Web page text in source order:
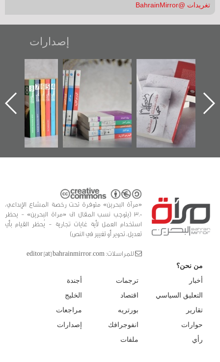
تغريدات @BahrainMirror
إصدارات
"حماة الباب الأخير":
الإصدار الأول عن
اعتصام الدراز
وأحداث ساحة
الفداء لمركز أوال
للدراسات والتوثيق
تصنيف موضوعي
للوثائق البريطانية
يقدمه «مركز أوال»
في سلسلة من 5
كتب
تصدر حصاد
الساحات 2019
«مرآة البحرين» متوفرة تحت رخصة المشاع الإبداعي،
3.0 (يتوجب نسب المقال الى «مراة البحرين» - يحظر
استخدام العمل لأية غايات تجارية - يُحظر القيام بأي
تعديل، تحوير أو تغيير في النص)
للمراسلات: editor [at] bahrainmirror.com
من نحن؟
أخبار
التعليق السياسي
تقارير
حوارات
رأي
ترجمات
اقتصاد
بورتريه
انفوجرافك
ملفات
أجندة
الخليج
مراجعات
إصدارات